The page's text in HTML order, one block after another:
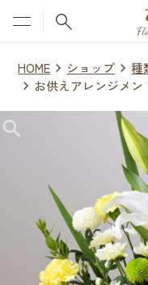
menu
HOME ショップ
種
お供えアレンジメ